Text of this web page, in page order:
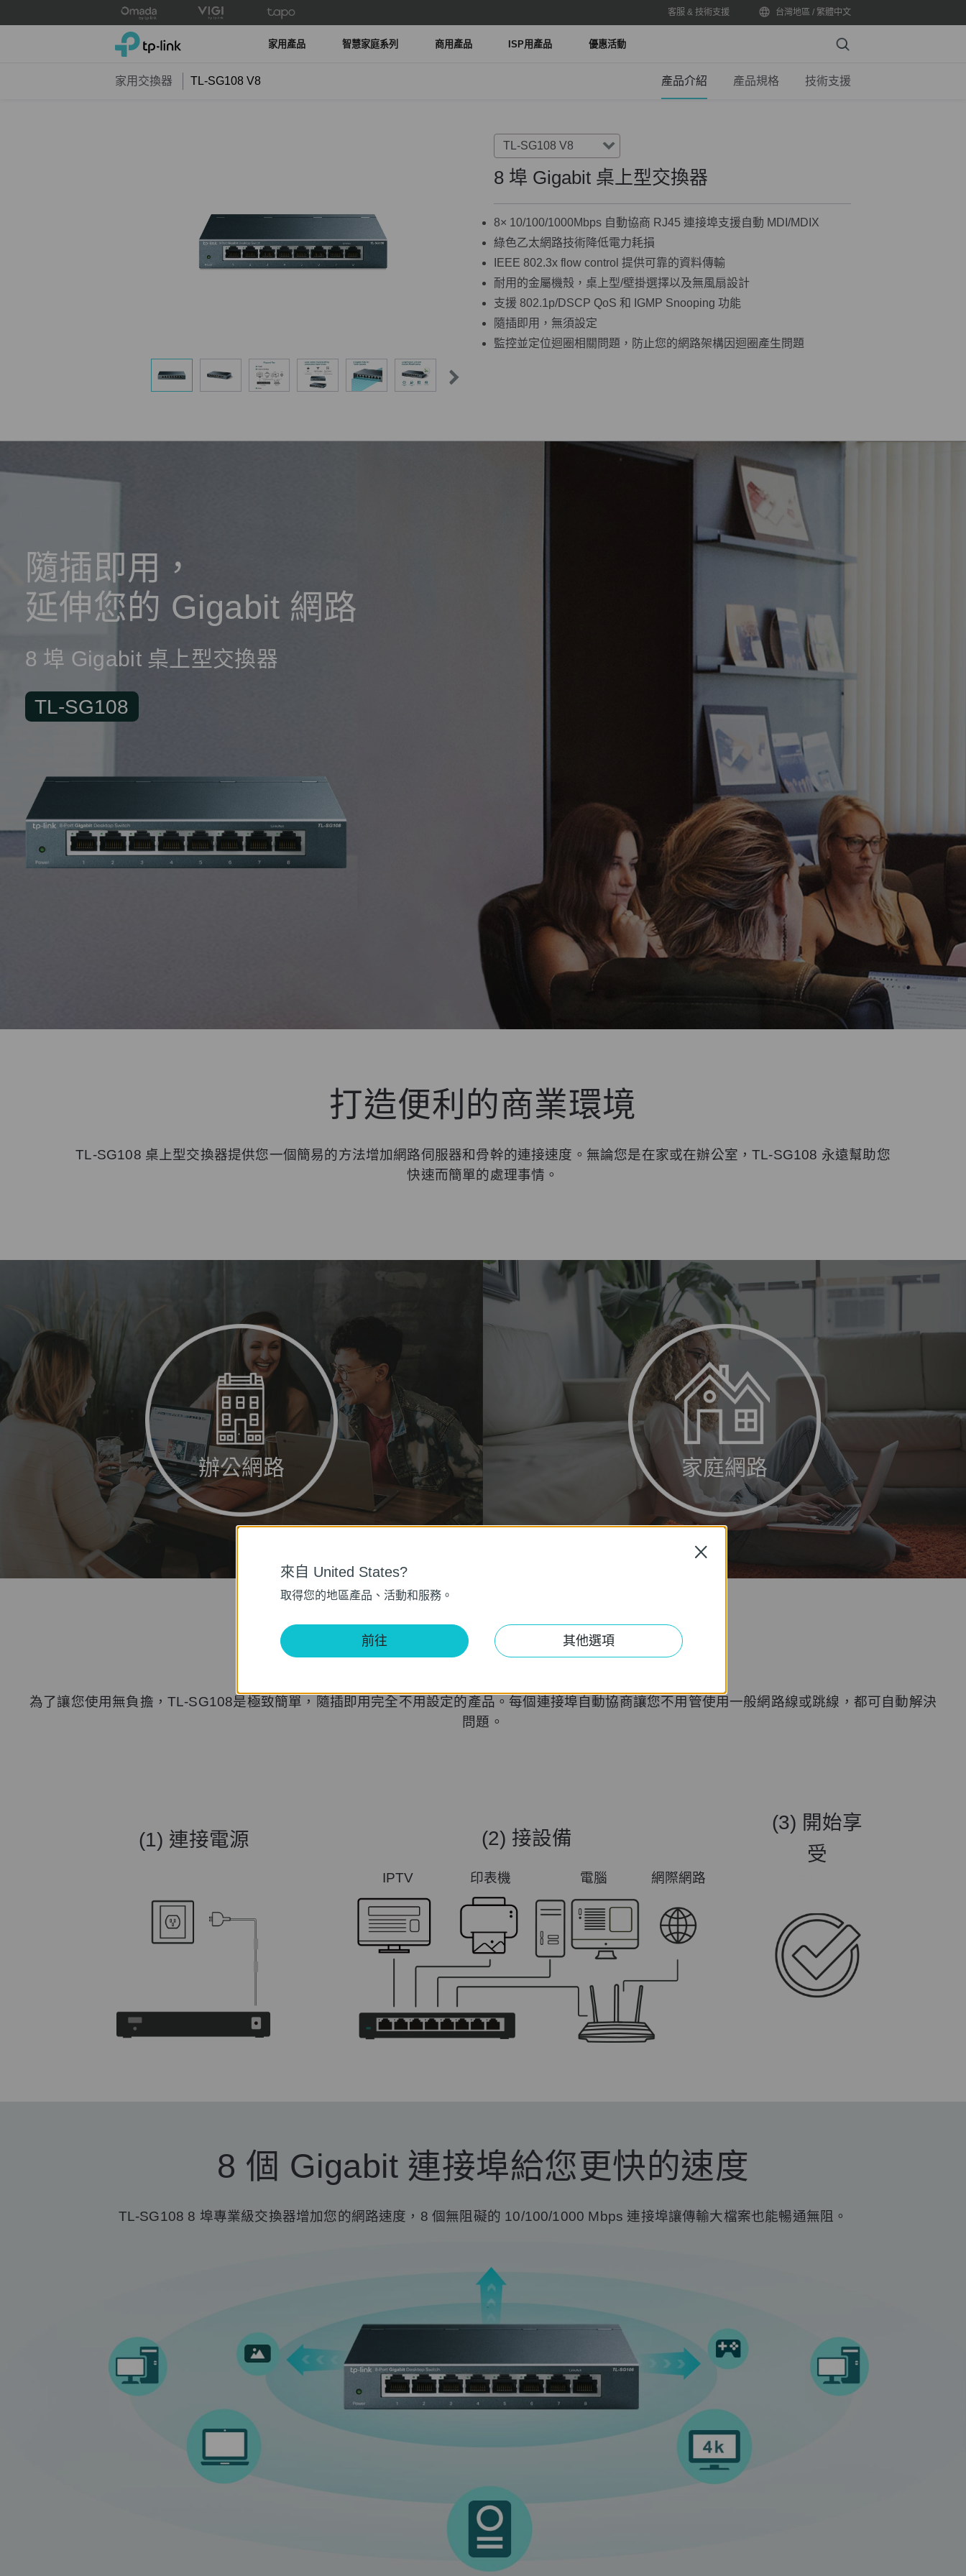
to
客服 & 技術支援 台灣地區 / 繁體中文
TP-Link, Reliably Smart 家用產品 智慧家庭系列 商用產品 ISP用產品 優惠活動 Search
家用交換器 TL-SG108 V8 產品介紹 產品規格 技術支援
TL-SG108 V8
8 埠 Gigabit 桌上型交換器
8× 10/100/1000Mbps 自動協商 RJ45 連接埠支援自動 MDI/MDIX
綠色乙太網路技術降低電力耗損
IEEE 802.3x flow control 提供可靠的資料傳輸
耐用的金屬機殼，桌上型/壁掛選擇以及無風扇設計
支援 802.1p/DSCP QoS 和 IGMP Snooping 功能
隨插即用，無須設定
監控並定位迴圈相關問題，防止您的網路架構因迴圈產生問題
隨插即用，
延伸您的 Gigabit 網路
8 埠 Gigabit 桌上型交換器
TL-SG108
打造便利的商業環境
TL-SG108 桌上型交換器提供您一個簡易的方法增加網路伺服器和骨幹的連接速度。無論您是在家或在辦公室，TL-SG108 永遠幫助您
快速而簡單的處理事情。
辦公網路 家庭網路
隨插即用，無須另外設定
為了讓您使用無負擔，TL-SG108是極致簡單，隨插即用完全不用設定的產品。每個連接埠自動協商讓您不用管使用一般網路線或跳線，都可自動解決
問題。
(1) 連接電源 (2) 接設備
IPTV 印表機 電腦 網際網路
(3) 開始享
受
8 個 Gigabit 連接埠給您更快的速度
TL-SG108 8 埠專業級交換器增加您的網路速度，8 個無阻礙的 10/100/1000 Mbps 連接埠讓傳輸大檔案也能暢通無阻。
來自 United States?
取得您的地區產品、活動和服務。
前往 其他選項
Close